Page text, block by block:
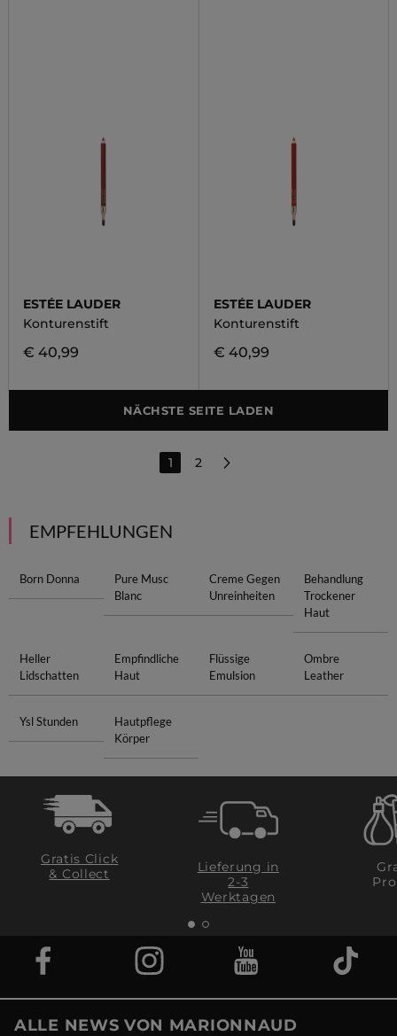
ESTÉE LAUDER
Konturenstift
€ 40,99
ESTÉE LAUDER
Konturenstift
€ 40,99
NÄCHSTE SEITE LADEN
1 2
EMPFEHLUNGEN
Born Donna
Pure Musc
Blanc
Creme Gegen
Unreinheiten
Behandlung
Trockener
Haut
Heller
Lidschatten
Empfindliche
Haut
Flüssige
Emulsion
Ombre
Leather
Ysl Stunden
Hautpflege
Körper
Gratis Click
& Collect
Lieferung in
2-3
Werktagen
ALLE NEWS VON MARIONNAUD